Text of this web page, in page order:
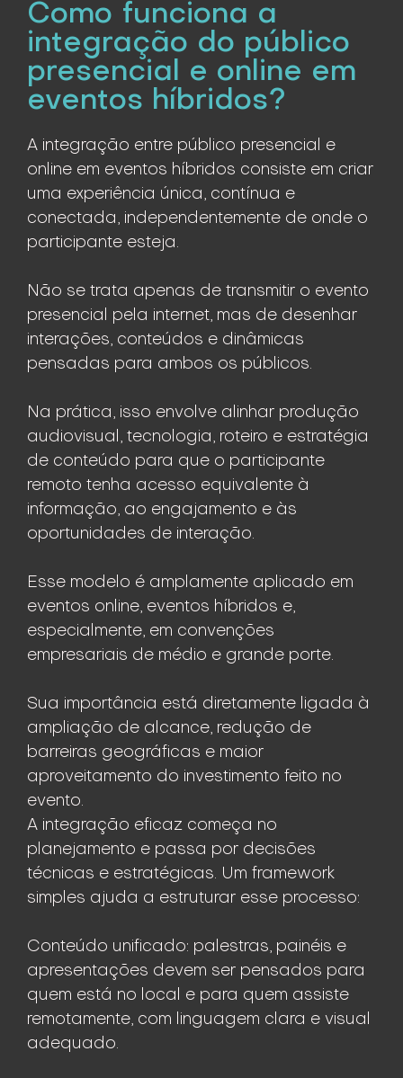
Como funciona a
integração do público
presencial e online em
eventos híbridos?
A integração entre público presencial e
online em eventos híbridos consiste em criar
uma experiência única, contínua e
conectada, independentemente de onde o
participante esteja.
Não se trata apenas de transmitir o evento
presencial pela internet, mas de desenhar
interações, conteúdos e dinâmicas
pensadas para ambos os públicos.
Na prática, isso envolve alinhar produção
audiovisual, tecnologia, roteiro e estratégia
de conteúdo para que o participante
remoto tenha acesso equivalente à
informação, ao engajamento e às
oportunidades de interação.
Esse modelo é amplamente aplicado em
eventos online, eventos híbridos e,
especialmente, em convenções
empresariais de médio e grande porte.
Sua importância está diretamente ligada à
ampliação de alcance, redução de
barreiras geográficas e maior
aproveitamento do investimento feito no
evento.
A integração eficaz começa no
planejamento e passa por decisões
técnicas e estratégicas. Um framework
simples ajuda a estruturar esse processo:
Conteúdo unificado: palestras, painéis e
apresentações devem ser pensados para
quem está no local e para quem assiste
remotamente, com linguagem clara e visual
adequado.